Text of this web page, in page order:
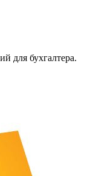
для бухгалтера.